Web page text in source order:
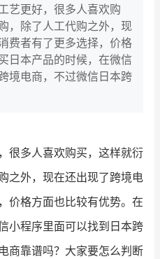
战略合作
产品场景库
行业报告
艺更好，很多人喜欢购
，除了人工代购之外，现
费者有了更多选择，价格
日本产品的时候，在微信
境电商，不过微信日本跨
很多人喜欢购买，这样就衍
之外，现在还出现了跨境电
价格方面也比较有优势。在
小程序里面可以找到日本跨
商靠谱吗？大家要怎么判断